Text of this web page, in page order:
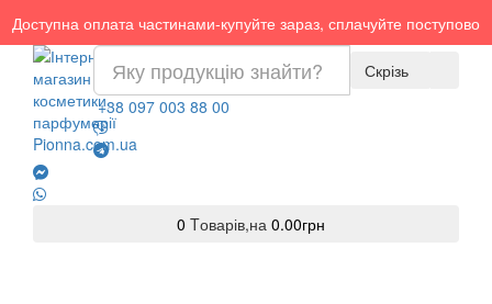
Доступна оплата частинами-купуйте зараз, сплачуйте поступово
Скрізь
+38 097 003 88 00
0 Tоварів,на 0.00грн